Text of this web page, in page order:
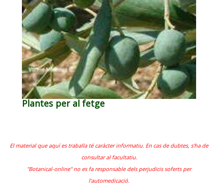
Plantes per al fetge
El material que aquí es traballa té caràcter informatiu. En cas de dubtes, s'ha de
consultar al facultatiu.
"Botanical-online" no es fa responsable dels perjudicis soferts per
l'automedicació.